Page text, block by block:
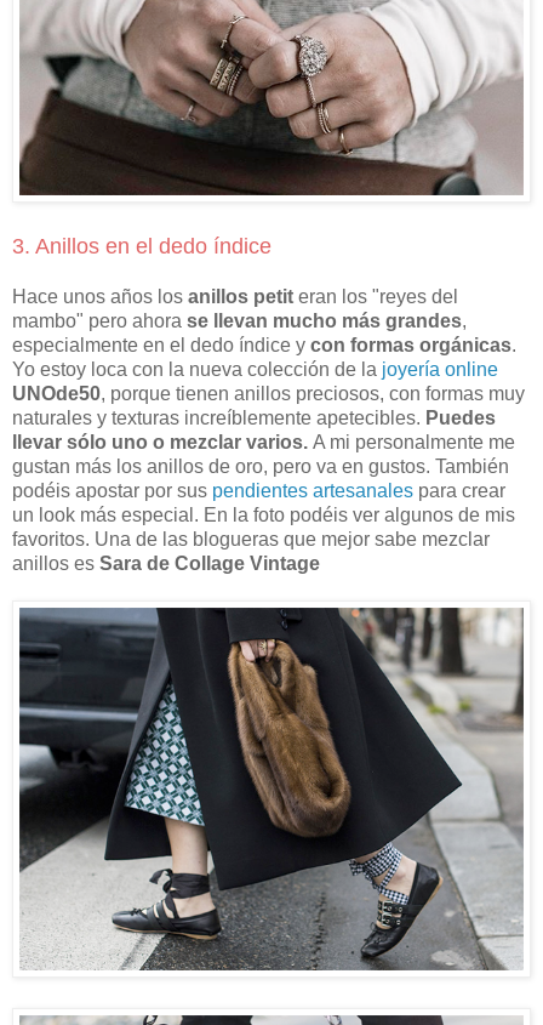
3. Anillos en el dedo índice
Hace unos años los anillos petit eran los "reyes del
mambo" pero ahora se llevan mucho más grandes,
especialmente en el dedo índice y con formas orgánicas.
Yo estoy loca con la nueva colección de la joyería online
UNOde50, porque tienen anillos preciosos, con formas muy
naturales y texturas increíblemente apetecibles. Puedes
llevar sólo uno o mezclar varios. A mi personalmente me
gustan más los anillos de oro, pero va en gustos. También
podéis apostar por sus pendientes artesanales para crear
un look más especial. En la foto podéis ver algunos de mis
favoritos. Una de las blogueras que mejor sabe mezclar
anillos es Sara de Collage Vintage